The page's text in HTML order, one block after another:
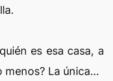
es esa casa, a
menos? La única…